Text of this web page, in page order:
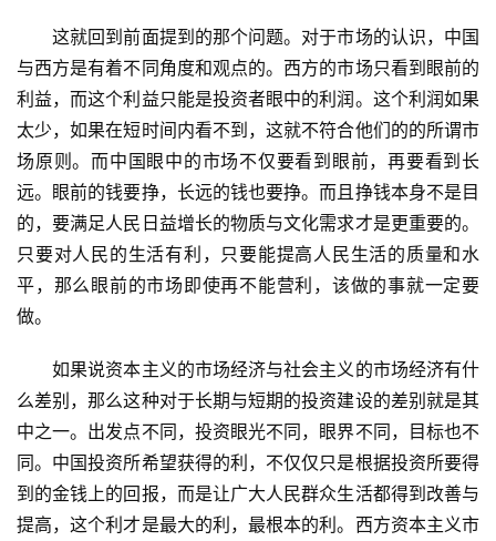
页
文
章
分
类
专
题
列
快
讯
更
多
这就回到前面提到的那个问题。对于市场的认识，中国
与西方是有着不同角度和观点的。西方的市场只看到眼前的
利益，而这个利益只能是投资者眼中的利润。这个利润如果
太少，如果在短时间内看不到，这就不符合他们的的所谓市
场原则。而中国眼中的市场不仅要看到眼前，再要看到长
远。眼前的钱要挣，长远的钱也要挣。而且挣钱本身不是目
的，要满足人民日益增长的物质与文化需求才是更重要的。
只要对人民的生活有利，只要能提高人民生活的质量和水
平，那么眼前的市场即使再不能营利，该做的事就一定要
做。
如果说资本主义的市场经济与社会主义的市场经济有什
么差别，那么这种对于长期与短期的投资建设的差别就是其
中之一。出发点不同，投资眼光不同，眼界不同，目标也不
同。中国投资所希望获得的利，不仅仅只是根据投资所要得
到的金钱上的回报，而是让广大人民群众生活都得到改善与
提高，这个利才是最大的利，最根本的利。西方资本主义市